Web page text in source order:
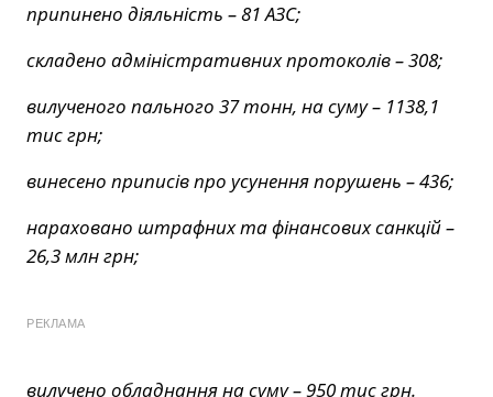
припинено діяльність – 81 АЗС;
складено адміністративних протоколів – 308;
вилученого пального 37 тонн, на суму – 1138,1
тис грн;
винесено приписів про усунення порушень – 436;
нараховано штрафних та фінансових санкцій –
26,3 млн грн;
РЕКЛАМА
вилучено обладнання на суму – 950 тис грн.